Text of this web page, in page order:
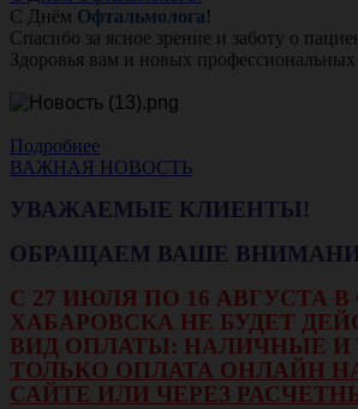
С Днём Офтальмолога!
Спасибо за ясное зрение и заботу о
Здоровья вам и новых профессиональных
Подробнее
ВАЖНАЯ НОВОСТЬ
УВАЖАЕМЫЕ КЛИЕНТЫ!
ОБРАЩАЕМ ВАШЕ
С 27 ИЮЛЯ ПО 16 АВГУСТА
ХАБАРОВСКА НЕ БУДЕТ
ВИД ОПЛАТЫ: НАЛИЧНЫЕ И
ТОЛЬКО ОПЛАТА ОНЛАЙН
САЙТЕ ИЛИ ЧЕРЕЗ